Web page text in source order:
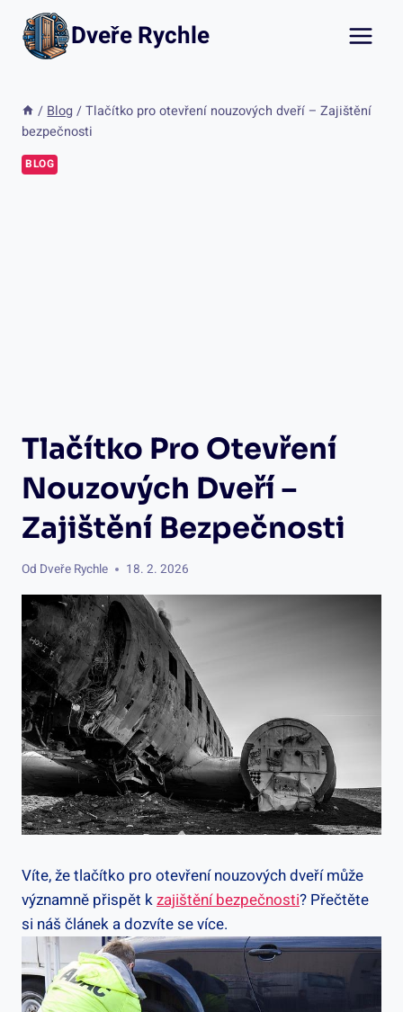
Přeskočit
obsah
Dveře Rychle
/ Blog / Tlačítko pro otevření nouzových dveří – Zajištění
bezpečnosti
BLOG
Tlačítko Pro Otevření
Nouzových Dveří –
Zajištění Bezpečnosti
Od Dveře Rychle 18. 2. 2026
Víte, že tlačítko pro otevření nouzových dveří může
významně přispět kzajištění bezpečnosti? Přečtěte
si náš článek a dozvíte se více.